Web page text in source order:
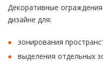
Декоративные
дизайне для:
зонирования
выделения отдельных